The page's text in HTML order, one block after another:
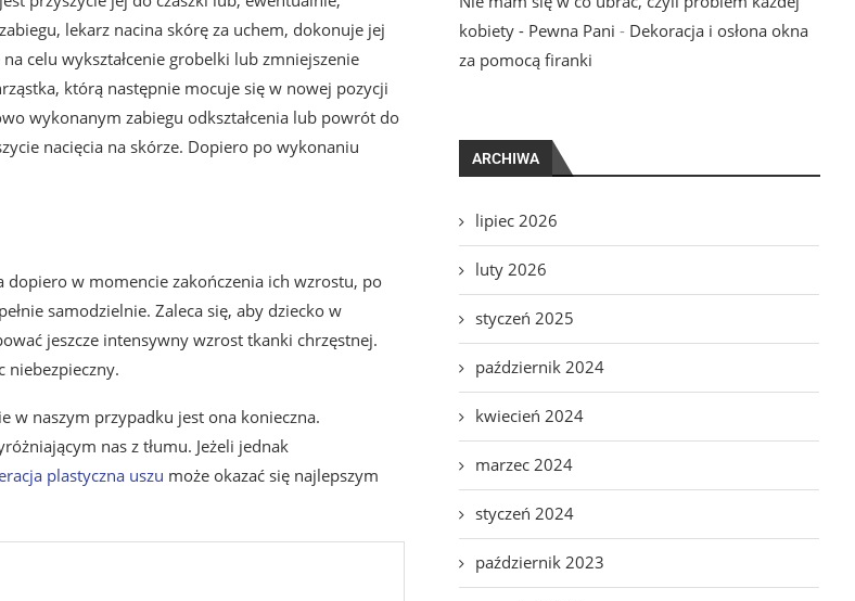
lekarz nacina skórę za uchem, dokonuje jej
celu wykształcenie grobelki lub zmniejszenie
którą następnie mocuje się w nowej pozycji
wykonanym zabiegu odkształcenia lub powrót do
nacięcia na skórze. Dopiero po wykonaniu
w momencie zakończenia ich wzrostu, po
samodzielnie. Zaleca się, aby dziecko w
jeszcze intensywny wzrost tkanki chrzęstnej.
niebezpieczny.
w naszym przypadku jest ona konieczna.
nas z tłumu. Jeżeli jednak
plastyczna uszu może okazać się najlepszym
kobiety - Pewna Pani - Dekoracja i osłona okna
za pomocą firanki
ARCHIWA
lipiec 2026
luty 2026
styczeń 2025
październik 2024
kwiecień 2024
marzec 2024
styczeń 2024
październik 2023